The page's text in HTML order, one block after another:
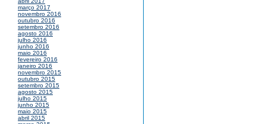
março 2017
novembro 2016
outubro 2016
setembro 2016
agosto 2016
julho 2016
junho 2016
maio 2016
fevereiro 2016
janeiro 2016
novembro 2015
outubro 2015
setembro 2015
agosto 2015
julho 2015
junho 2015
maio 2015
abril 2015